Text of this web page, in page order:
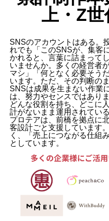
上・Z
SNSのアカウントはある。
れでも「このSNSが、集客
かれると、言葉に詰まって
いませんか。多くの経営者
マシ」「何となく必要そう
います。ただ、その判断の
SNSは成果を生まない作業
は、努力やセンスではあり
どんな役割を持ち、どこに
計がないまま運用されてい
プロテアは、前橋を拠点に
客設計ごと支援しています
く、「売上につながる仕組
としています。